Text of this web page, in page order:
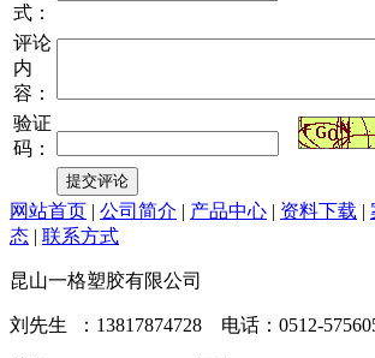
式：
评论
内
容：
验证
码：
网站首页 | 公司简介 | 产品中心 | 资料下载 |
态 | 联系方式
昆山一格塑胶有限公司
刘先生 ：13817874728 电话：0512-